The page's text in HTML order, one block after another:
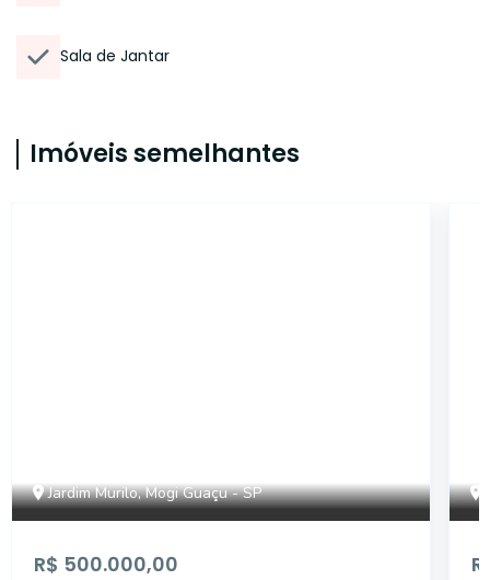
Sala de Jantar
Imóveis semelhantes
Jardim Murilo, Mogi Guaçu - SP
R$ 500.000,00